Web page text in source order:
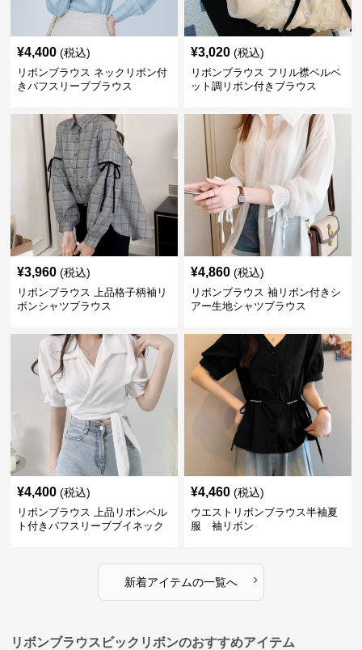
¥4,400 (税込)
リボンブラウス ネックリボン付
きパフスリーブブラウス
¥3,020 (税込)
リボンブラウス フリル襟ベルベ
ット調リボン付きブラウス
¥3,960 (税込)
リボンブラウス 上品格子柄袖リ
ボンシャツブラウス
¥4,860 (税込)
リボンブラウス 袖リボン付きシ
アー生地シャツブラウス
¥4,400 (税込)
リボンブラウス 上品リボンベル
ト付きパフスリーブブイネック
¥4,460 (税込)
ウエストリボンブラウス半袖夏
服 袖リボン
新着アイテムの一覧へ ›
リボンブラウスビックリボンのおすすめアイテム